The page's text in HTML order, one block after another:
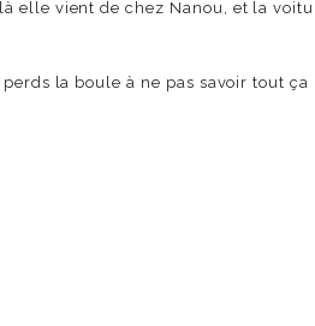
vient de chez Nanou, et la
la boule à ne pas savoir tout ça